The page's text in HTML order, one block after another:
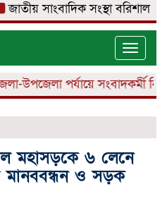
সাংবাদিক সংস্থা বরিশাল
Toggle
উপজেলা পর্যায়ে সংবাদকর্মী নিয়োগ
মহাসড়কে ৬ লেনে
মানববন্ধন ও সড়ক